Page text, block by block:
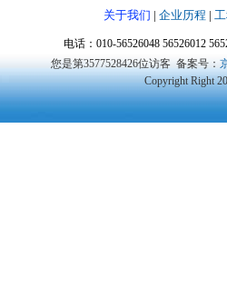
关于我们 | 企业历程 |
电话：010-56526048 56526012
您是第3577528426位访客 备案号：
Copyright Right